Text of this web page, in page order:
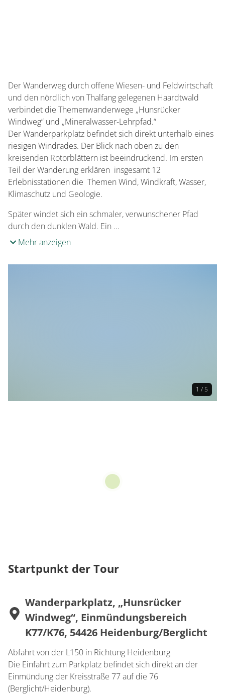
Der Wanderweg durch offene Wiesen- und Feldwirtschaft
und den nördlich von Thalfang gelegenen Haardtwald
verbindet die Themenwanderwege „Hunsrücker
Windweg“ und „Mineralwasser-Lehrpfad.“
Der Wanderparkplatz befindet sich direkt unterhalb eines
riesigen Windrades. Der Blick nach oben zu den
kreisenden Rotorblättern ist beeindruckend. Im ersten
Teil der Wanderung erklären insgesamt 12
Erlebnisstationen die Themen Wind, Windkraft, Wasser,
Klimaschutz und Geologie.
Später windet sich ein schmaler, verwunschener Pfad
durch den dunklen Wald. Ein …
Mehr anzeigen
1 / 5
Startpunkt der Tour
Wanderparkplatz, „Hunsrücker
Windweg“, Einmündungsbereich
K77/K76, 54426 Heidenburg/Berglicht
Abfahrt von der L150 in Richtung Heidenburg
Die Einfahrt zum Parkplatz befindet sich direkt an der
Einmündung der Kreisstraße 77 auf die 76
(Berglicht/Heidenburg).